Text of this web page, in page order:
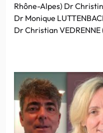
Rhône-Alpes) Dr
Dr Monique
Dr Christian